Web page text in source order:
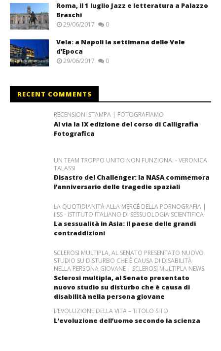
Roma, il 1 luglio Jazz e letteratura a Palazzo
Braschi
29/06/2017 0
Vela: a Napoli la settimana delle Vele
d’Epoca
29/06/2017 0
RECENT COMMENTS
RECENSIONI STAMPA | FOTOGRAFIAMO
Al via la IX edizione del corso di Calligrafia
Fotografica
UN TEAM TROPPO UNITO NON FUNZIONA. - VERONICA
TALASSI
Disastro del Challenger: la NASA commemora
l’anniversario delle tragedie spaziali
LA QUOTIDIANITÀ ALLA MERCÉ DELLA PORNOGRAFIA |
IISS - ISTITUTO ITALIANO DI SESSUOLOGIA SCIENTIFICA
La sessualità in Asia: il paese delle grandi
contraddizioni
SCLEROSI MULTIPLA, AL SENATO PRESENTATO NUOVO
STUDIO SU DISTURBO CHE È CAUSA DI DISABILITÀ
NELLA PERSONA GIOVANE | SCLEROSI MULTIPLA NEWS
Sclerosi multipla, al Senato presentato
nuovo studio su disturbo che è causa di
disabilità nella persona giovane
L’EVOLUZIONE DELLA VITA – TITOLO SITO
L’evoluzione dell’uomo secondo la scienza